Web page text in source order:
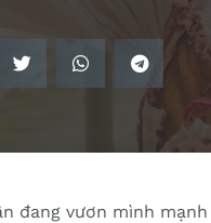
đang vươn mình